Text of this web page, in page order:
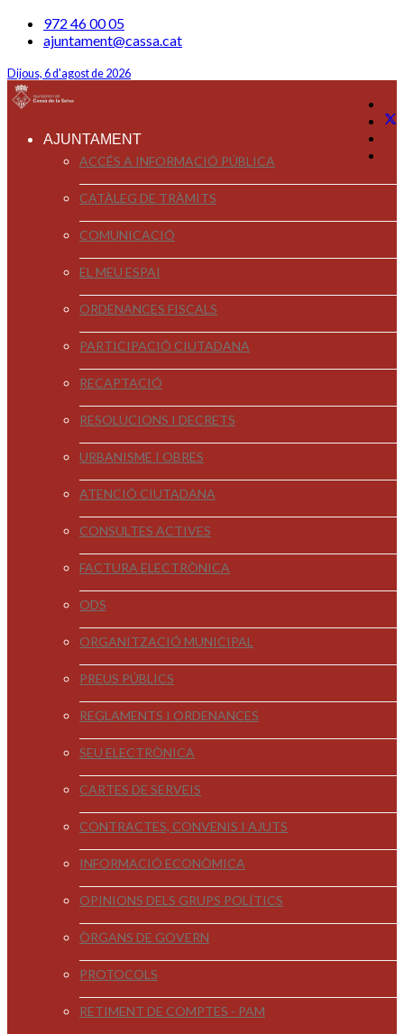
972 46 00 05
ajuntament@cassa.cat
Dijous, 6 d'agost de 2026
AJUNTAMENT
ACCÉS A INFORMACIÓ PÚBLICA
CATÀLEG DE TRÀMITS
COMUNICACIÓ
EL MEU ESPAI
ORDENANCES FISCALS
PARTICIPACIÓ CIUTADANA
RECAPTACIÓ
RESOLUCIONS I DECRETS
URBANISME I OBRES
ATENCIÓ CIUTADANA
CONSULTES ACTIVES
FACTURA ELECTRÒNICA
ODS
ORGANITZACIÓ MUNICIPAL
PREUS PÚBLICS
REGLAMENTS I ORDENANCES
SEU ELECTRÒNICA
CARTES DE SERVEIS
CONTRACTES, CONVENIS I AJUTS
INFORMACIÓ ECONÒMICA
OPINIONS DELS GRUPS POLÍTICS
ÒRGANS DE GOVERN
PROTOCOLS
RETIMENT DE COMPTES - PAM